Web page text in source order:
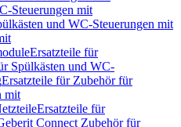
Steuerungen mit
und WC-Steuerungen mit
Ersatzteile für
Spülkästen und WC-
Ersatzteile für Zubehör für
mit
Ersatzteile für
Connect Zubehör für